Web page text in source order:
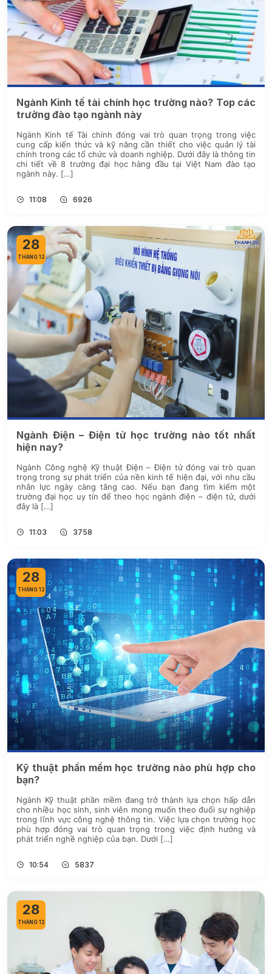
Ngành Kinh tế tài chính học trường nào? Top các
trường đào tạo ngành này
Ngành Kinh tế Tài chính đóng vai trò quan trọng trong việc
cung cấp kiến thức và kỹ năng cần thiết cho việc quản lý tài
chính trong các tổ chức và doanh nghiệp. Dưới đây là thông tin
chi tiết về 8 trường đại học hàng đầu tại Việt Nam đào tạo
ngành này. […]
11:08 6926
28
THÁNG 12
Ngành Điện – Điện tử học trường nào tốt nhất
hiện nay?
Ngành Công nghệ Kỹ thuật Điện – Điện tử đóng vai trò quan
trọng trong sự phát triển của nền kinh tế hiện đại, với nhu cầu
nhân lực ngày càng tăng cao. Nếu bạn đang tìm kiếm một
trường đại học uy tín để theo học ngành điện – điện tử, dưới
đây là […]
11:03 3758
28
THÁNG 12
Kỹ thuật phần mềm học trường nào phù hợp cho
bạn?
Ngành Kỹ thuật phần mềm đang trở thành lựa chọn hấp dẫn
cho nhiều học sinh, sinh viên mong muốn theo đuổi sự nghiệp
trong lĩnh vực công nghệ thông tin. Việc lựa chọn trường học
phù hợp đóng vai trò quan trọng trong việc định hướng và
phát triển nghề nghiệp của bạn. Dưới […]
10:54 5837
28
THÁNG 12